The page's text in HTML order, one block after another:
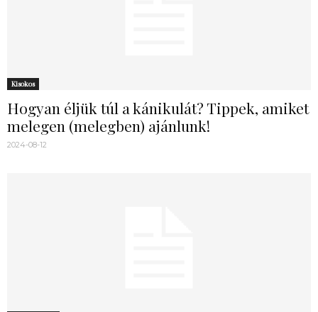
Kisokos
Hogyan éljük túl a kánikulát? Tippek, amiket
melegen (melegben) ajánlunk!
2024-08-12